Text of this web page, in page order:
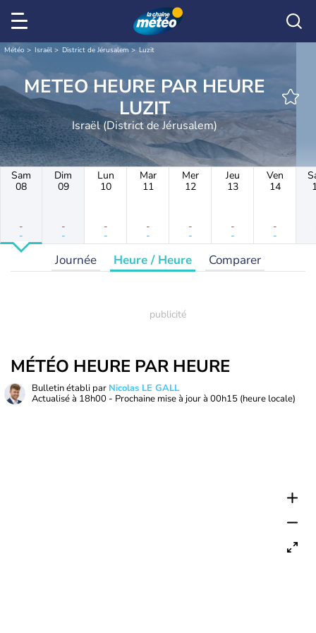
Météo Israël District de Jérusalem Luzit
METEO HEURE PAR HEURE
LUZIT
Israël (District de Jérusalem)
Sam
08
-
-
Dim
09
-
-
Lun
10
-
-
Mar
11
-
-
Mer
12
-
-
Jeu
13
-
-
Ven
14
-
-
Journée Heure / Heure Comparer
MÉTÉO HEURE PAR HEURE
Bulletin établi par Nicolas LE GALL
Actualisé à 18h00 - Prochaine mise à jour à 00h15 (heure locale)